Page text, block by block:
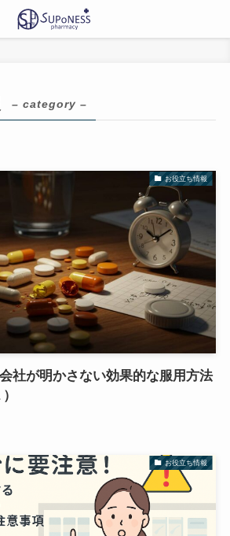
– category –
お役立ち情報
社が明かさない効果的な服用方法
お役立ち情報